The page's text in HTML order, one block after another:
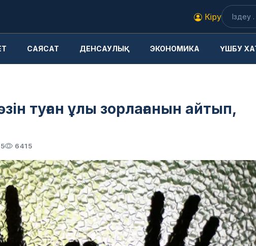
Кіру
САЯСАТ ДЕНСАУЛЫҚ ЭКОНОМИКА ҮШБУ
туған ұлы зорлағанын айтып,
6415